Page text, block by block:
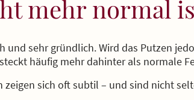
mehr normal
und sehr gründlich. Wird das Putzen
häufig mehr dahinter als normale
zeigen sich oft subtil – und sind nicht